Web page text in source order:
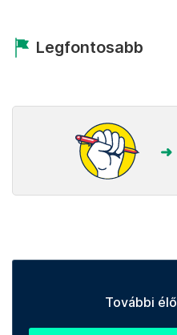
Legfontosabb
További